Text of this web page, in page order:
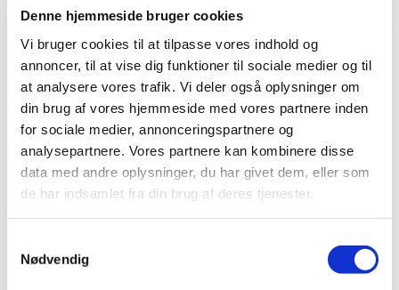
Denne hjemmeside bruger cookies
Vi bruger cookies til at tilpasse vores indhold og
annoncer, til at vise dig funktioner til sociale medier og til
at analysere vores trafik. Vi deler også oplysninger om
din brug af vores hjemmeside med vores partnere inden
for sociale medier, annonceringspartnere og
analysepartnere. Vores partnere kan kombinere disse
data med andre oplysninger, du har givet dem, eller som
de har indsamlet fra din brug af deres tjenester.
Nødvendig